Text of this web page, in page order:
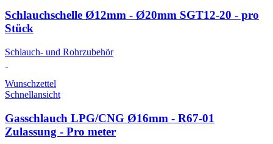
Schlauchschelle Ø12mm - Ø20mm SGT12-20 - pro
Stück
Schlauch- und Rohrzubehör
Wunschzettel
Schnellansicht
Gasschlauch LPG/CNG Ø16mm - R67-01
Zulassung - Pro meter